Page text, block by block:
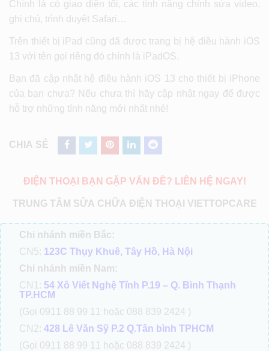
Chính là có giao diện tối, các tính năng chỉnh sửa video,
ghi chú, trình duyệt Safari…
Trên thiết bị iPad cũng đã được trang bị hệ điều hành iOS
13 với tên gọi riêng đó chính là iPadOS.
Bạn đã cập nhật hệ điều hành iOS 13 cho thiết bị iPhone
của bạn chưa? Nếu chưa thì hãy cập nhật ngay để được
hỗ trợ những tính năng mới nhất nhé!
CHIA SẺ
ĐIỆN THOẠI BẠN GẶP VẤN ĐỀ? LIÊN HỆ NGAY!
TRUNG TÂM SỬA CHỮA ĐIỆN THOẠI VIETTOPCARE
Chi nhánh miền Bắc:
CN5: 123C Thụy Khuê, Tây Hồ, Hà Nội
Chi nhánh miền Nam:
CN1: 54 Xô Viết Nghệ Tĩnh P.19 – Q. Bình Thạnh
TP.HCM
(Gọi 0911 88 99 11 hoặc 088 839 2424 )
CN2: 428 Lê Văn Sỹ P.2 Q.Tân bình TPHCM
(Gọi 0911 88 99 11 hoặc 088 839 2424 )